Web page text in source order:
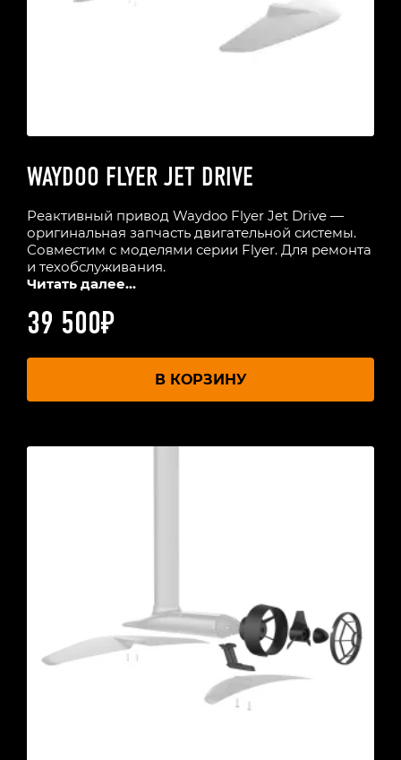
WAYDOO FLYER JET DRIVE
Реактивный привод Waydoo Flyer Jet Drive —
оригинальная запчасть двигательной системы.
Совместим с моделями серии Flyer. Для ремонта
и техобслуживания.
Читать далее...
39 500₽
В КОРЗИНУ